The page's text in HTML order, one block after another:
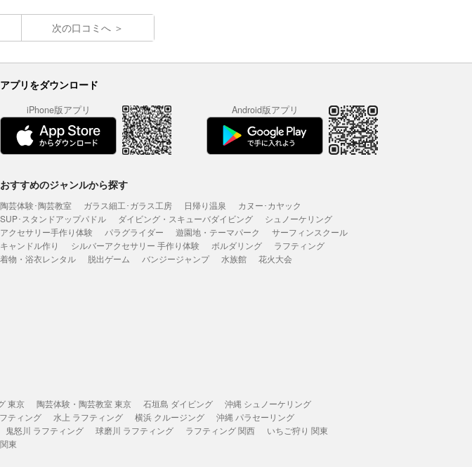
次の口コミへ
アプリをダウンロード
iPhone版アプリ Android版アプリ
おすすめのジャンルから探す
陶芸体験･陶芸教室 ガラス細工･ガラス工房 日帰り温泉
カヌー･カヤック
SUP･スタンドアップパドル
ダイビング・スキューバダイビング
シュノーケリング
アクセサリー手作り体験
パラグライダー 遊園地・テーマパーク
サーフィンスクール
キャンドル作り
シルバーアクセサリー 手作り体験 ボルダリング
ラフティング
着物・浴衣レンタル
脱出ゲーム バンジージャンプ 水族館 花火大会
東京 陶芸体験・陶芸教室 東京 石垣島 ダイビング
沖縄 シュノーケリング
ティング 水上 ラフティング 横浜 クルージング
沖縄 パラセーリング
鬼怒川 ラフティング 球磨川 ラフティング ラフティング 関西
いちご狩り 関東
東